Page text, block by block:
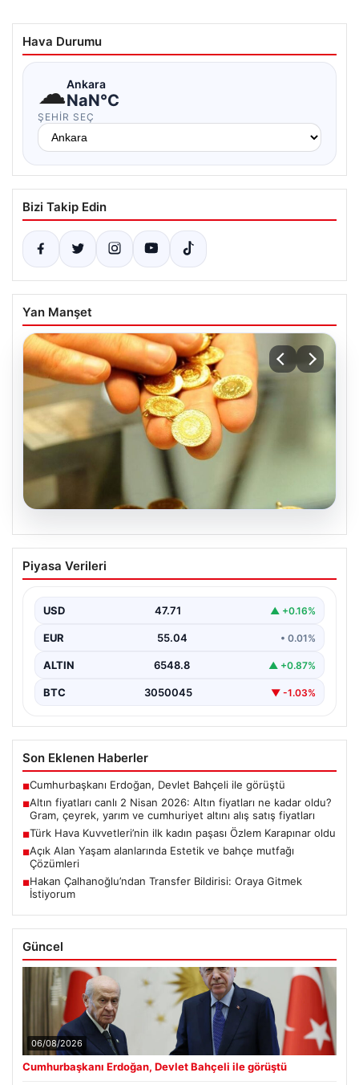
Hava Durumu
☁Ankara
NaN°C
ŞEHIR SEÇ
Bizi Takip Edin
Yan Manşet
05.08.2026
Altın fiyatları canlı 2 Nisan 2026: Altın
fiyatları ne kadar oldu? Gram, çeyrek,
fiyatları
Piyasa Verileri
USD 47.71 ▲ +0.16%
EUR 55.04 • 0.01%
ALTIN 6548.8 ▲ +0.87%
BTC 3050045 ▼ -1.03%
Son Eklenen Haberler
■Cumhurbaşkanı Erdoğan, Devlet Bahçeli ile görüştü
■Altın fiyatları canlı 2 Nisan 2026: Altın fiyatları ne kadar oldu?
Gram, çeyrek, yarım ve cumhuriyet altını alış satış fiyatları
■Türk Hava Kuvvetleri’nin ilk kadın paşası Özlem Karapınar oldu
■Açık Alan Yaşam alanlarında Estetik ve bahçe mutfağı
Çözümleri
■Hakan Çalhanoğlu’ndan Transfer Bildirisi: Oraya Gitmek
İstiyorum
Güncel
06/08/2026
Cumhurbaşkanı Erdoğan, Devlet Bahçeli ile görüştü